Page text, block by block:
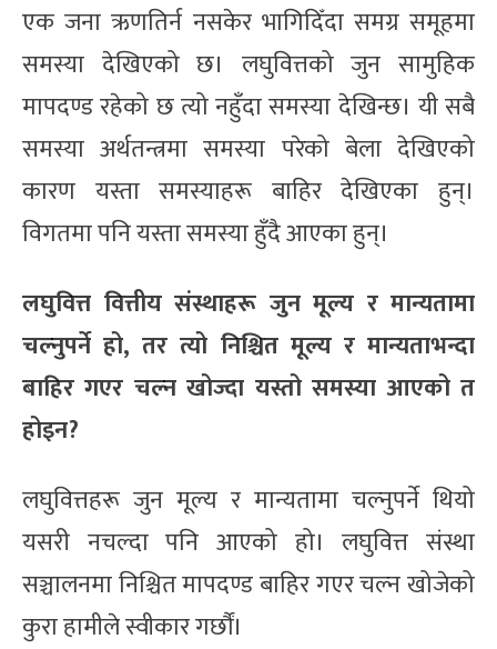
एक जना ऋणतिर्न नसकेर भागिदिँदा समग्र समूहमा
समस्या देखिएको छ। लघुवित्तको जुन सामुहिक
मापदण्ड रहेको छ त्यो नहुँदा समस्या देखिन्छ। यी सबै
समस्या अर्थतन्त्रमा समस्या परेको बेला देखिएको
कारण यस्ता समस्याहरू बाहिर देखिएका हुन्।
विगतमा पनि यस्ता समस्या हुँदै आएका हुन्।
लघुवित्त वित्तीय संस्थाहरू जुन मूल्य र मान्यतामा
चल्नुपर्ने हो, तर त्यो निश्चित मूल्य र मान्यताभन्दा
बाहिर गएर चल्न खोज्दा यस्तो समस्याआएको त
होइन?
लघुवित्तहरू जुन मूल्य र मान्यतामा चल्नुपर्ने थियो
यसरी नचल्दा पनि आएको हो। लघुवित्त संस्था
सञ्चालनमा निश्चित मापदण्ड बाहिर गएर चल्न खोजेको
कुरा हामीले स्वीकार गर्छौं।